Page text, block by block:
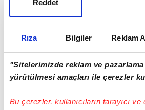
Rıza Bilgiler Reklam
"Sitelerimizde reklam ve
yürütülmesi amaçları ile çerezler
Bu çerezler, kullanıcıların tarayıcı ve
Reddet
"Değerlendirilecek bir şey
Buraya çıkarken mücadele
biliyoruz ama maç içerisinde o
gösteremiyoruz! Bunun birçok
devam ediyoruz,Türkiye Kupası